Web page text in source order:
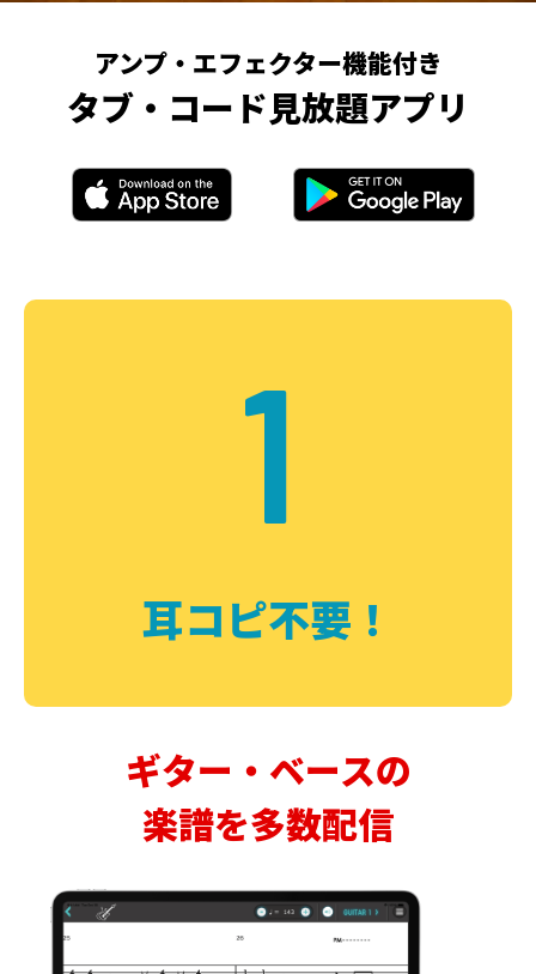
アンプ・エフェクター機能付き
タブ・コード見放題アプリ
1
耳コピ不要！
ギター・ベースの
楽譜を多数配信